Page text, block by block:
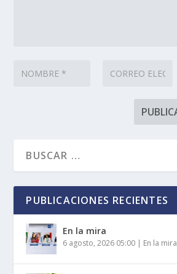
PUBLICACIONES RECIENTES
En la mira
6 agosto, 2026 05:00 | En la mira